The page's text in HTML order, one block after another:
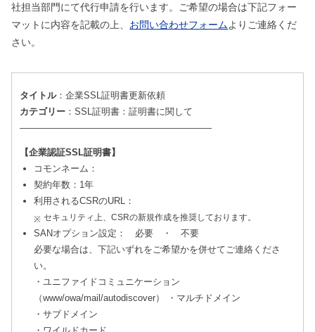
社担当部門にて代行申請を行います。ご希望の場合は下記フォー
マットに内容を記載の上、 お問い合わせフォームよりご連絡くだ
さい。
タイトル：企業SSL証明書更新依頼
カテゴリー：SSL証明書：証明書に関して
—————————————————————
【企業認証SSL証明書】
コモンネーム：
契約年数：1年
利用されるCSRのURL：
セキュリティ上、CSRの新規作成を推奨しております。
SANオプション設定： 必要 ・ 不要
必要な場合は、下記いずれをご希望かを併せてご連絡くださ
い。
・ユニファイドコミュニケーション
（www/owa/mail/autodiscover）
・マルチドメイン
・サブドメイン
・ワイルドカード